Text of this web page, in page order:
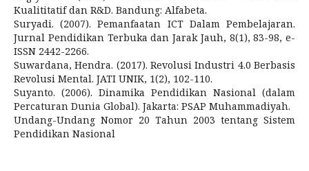
Kualititatif dan R&D. Bandung: Alfabeta.
Suryadi. (2007). Pemanfaatan ICT Dalam Pembelajaran.
Jurnal Pendidikan Terbuka dan Jarak Jauh, 8(1), 83-98, e-
ISSN 2442-2266.
Suwardana, Hendra. (2017). Revolusi Industri 4.0 Berbasis
Revolusi Mental. JATI UNIK, 1(2), 102-110.
Suyanto. (2006). Dinamika Pendidikan Nasional (dalam
Percaturan Dunia Global). Jakarta: PSAP Muhammadiyah.
Undang-Undang Nomor 20 Tahun 2003 tentang Sistem
Pendidikan Nasional